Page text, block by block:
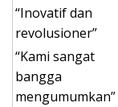
“Inovatif dan
revolusioner”
“Kami sangat
bangga
mengumumkan”